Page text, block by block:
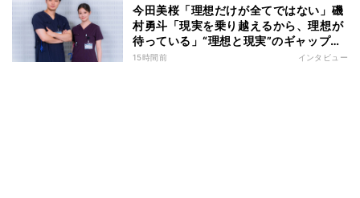
今田美桜「理想だけが全てではない」磯
村勇斗「現実を乗り越えるから、理想が
待っている」“理想と現実”のギャップに
悩む人へ 第一線で活躍する俳優2人の
15時間前 インタビュー